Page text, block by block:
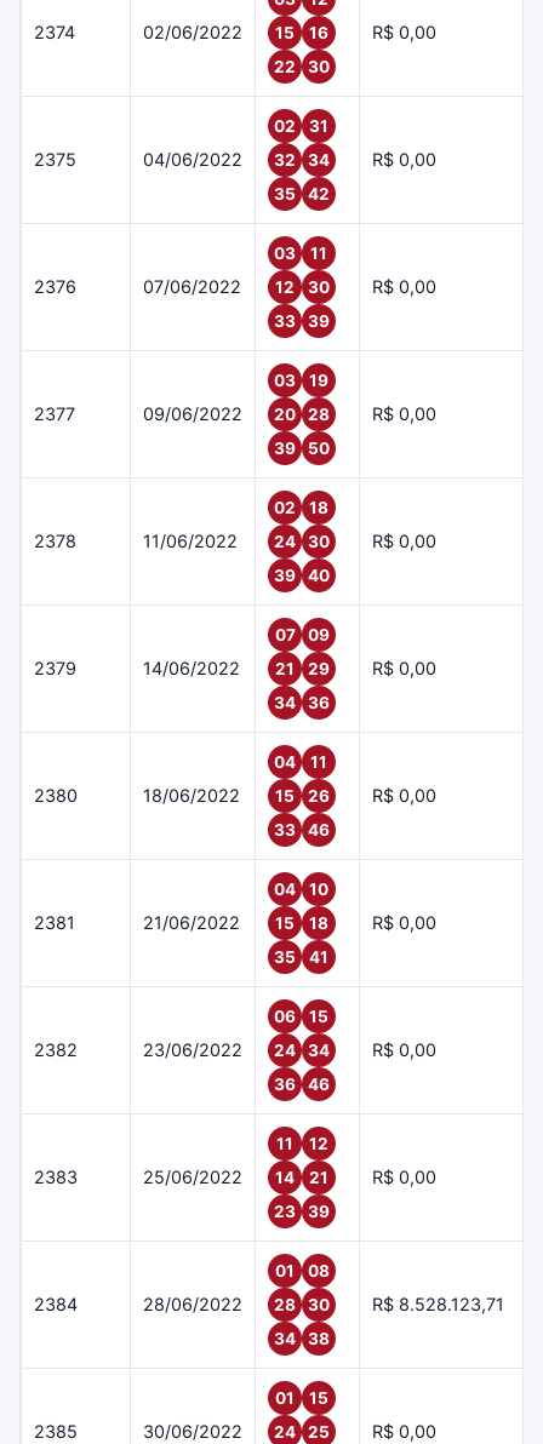
2374 02/06/2022
15
16
22
30
R$ 0,00
2375 04/06/2022
02
31
32
34
35
42
R$ 0,00
2376 07/06/2022
03
11
12
30
33
39
R$ 0,00
2377 09/06/2022
03
19
20
28
39
50
R$ 0,00
2378 11/06/2022
02
18
24
30
39
40
R$ 0,00
2379 14/06/2022
07
09
21
29
34
36
R$ 0,00
2380 18/06/2022
04
11
15
26
33
46
R$ 0,00
2381 21/06/2022
04
10
15
18
35
41
R$ 0,00
2382 23/06/2022
06
15
24
34
36
46
R$ 0,00
2383 25/06/2022
11
12
14
21
23
39
R$ 0,00
2384 28/06/2022
01
08
28
30
34
38
R$ 8.528.123,71
2385 30/06/2022
01
15
24
25
R$ 0,00